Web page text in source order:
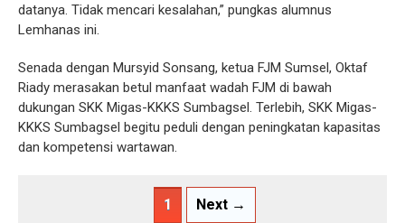
datanya. Tidak mencari kesalahan,” pungkas alumnus
Lemhanas ini.
Senada dengan Mursyid Sonsang, ketua FJM Sumsel, Oktaf
Riady merasakan betul manfaat wadah FJM di bawah
dukungan SKK Migas-KKKS Sumbagsel. Terlebih, SKK Migas-
KKKS Sumbagsel begitu peduli dengan peningkatan kapasitas
dan kompetensi wartawan.
1 Next →